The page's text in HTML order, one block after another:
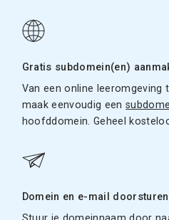
Gratis subdomein(en)
Van een online leeromgeving
maak eenvoudig een
hoofddomein. Geheel
Domein en e-mail doorsturen
Stuur je domeinnaam door